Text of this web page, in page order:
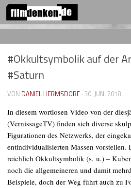
Zum Inhalt springenFOLGEN:
#Okkultsymbolik auf der
#Saturn
VON DANIEL HERMSDORF · 30. JUNI 2018
In diesem wortlosen Video von der
(VernissageTV) finden sich diverse
Figurationen des Netzwerks, der
entindividualisierten Massen vorstellen.
reichlich Okkultsymbolik (s. u.) –
noch die allgemeineren und damit
Beispiele, doch der Weg führt auch zu